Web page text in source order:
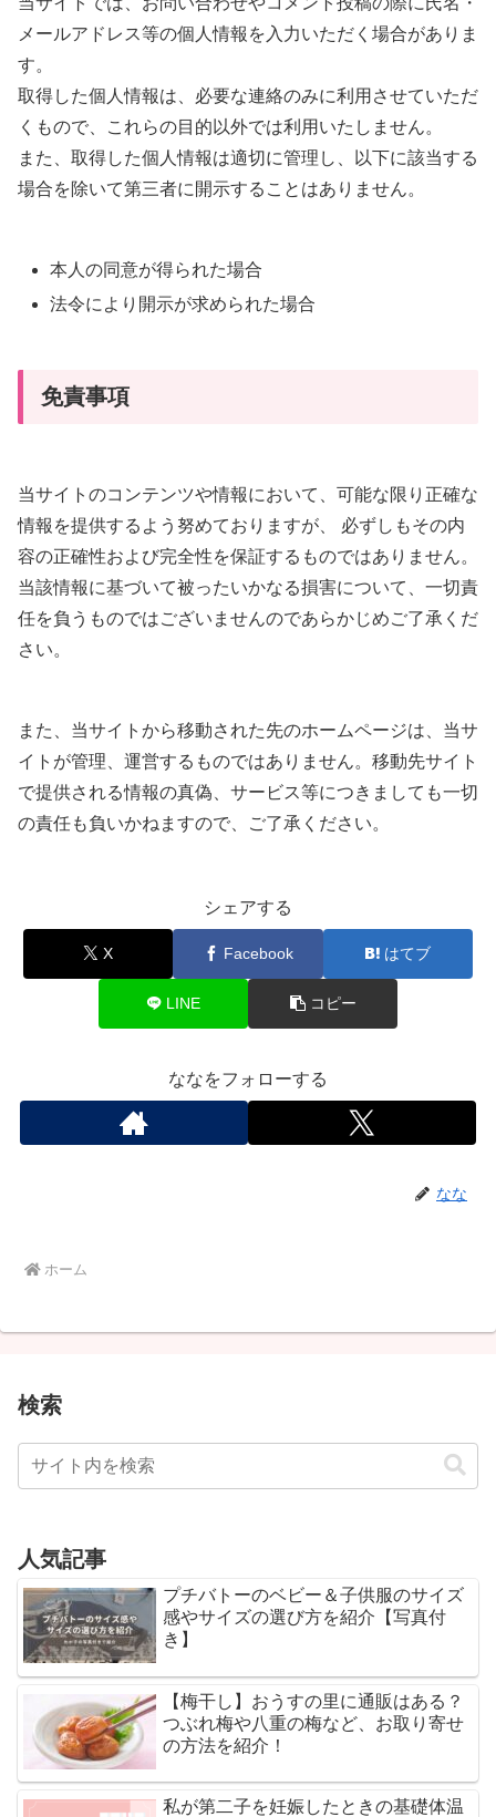
メールアドレス等の個人情報を入力いただく場合がありま
す。
取得した個人情報は、必要な連絡のみに利用させていただ
くもので、これらの目的以外では利用いたしません。
また、取得した個人情報は適切に管理し、以下に該当する
場合を除いて第三者に開示することはありません。
本人の同意が得られた場合
法令により開示が求められた場合
免責事項
当サイトのコンテンツや情報において、可能な限り正確な
情報を提供するよう努めておりますが、 必ずしもその内
容の正確性および完全性を保証するものではありません。
当該情報に基づいて被ったいかなる損害について、一切責
任を負うものではございませんのであらかじめご了承くだ
さい。
また、当サイトから移動された先のホームページは、当サ
イトが管理、運営するものではありません。移動先サイト
で提供される情報の真偽、サービス等につきましても一切
の責任も負いかねますので、ご了承ください。
シェアする
X Facebook はてブ
LINE コピー
ななをフォローする
なな
ホーム
検索
人気記事
プチバトーのベビー＆子供服のサイズ
感やサイズの選び方を紹介【写真付
き】
【梅干し】おうすの里に通販はある？
つぶれ梅や八重の梅など、お取り寄せ
の方法を紹介！
私が第二子を妊娠したときの基礎体温